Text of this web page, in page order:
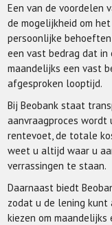
Een van de voordelen
de mogelijkheid om
persoonlijke
een vast bedrag dat
maandelijks een vast
afgesproken looptijd.
Bij Beobank staat
aanvraagproces wordt
rentevoet, de totale
weet u altijd waar u
verrassingen te staan.
Daarnaast biedt
zodat u de lening kunt
kiezen om